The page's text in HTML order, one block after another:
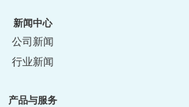
新闻中心
公司新闻
行业新闻
产品与服务